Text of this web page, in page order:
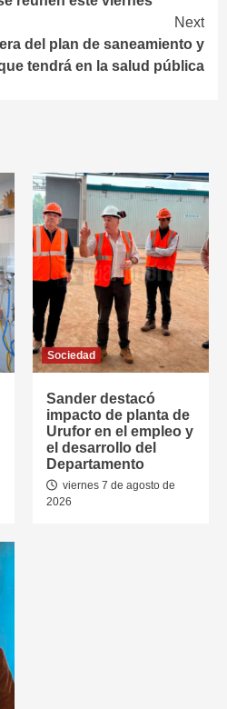
Next
del plan de saneamiento y
tendrá en la salud pública
Sociedad
Sander destacó
impacto de planta de
Urufor en el empleo y
el desarrollo del
Departamento
viernes 7 de agosto de
2026